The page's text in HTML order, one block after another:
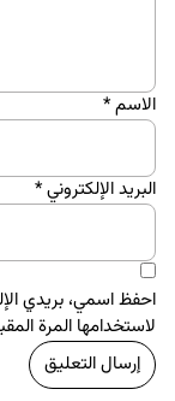
الاسم*
البريد الإلكتروني*
احفظ اسمي، بريدي
لاستخدامها المرة